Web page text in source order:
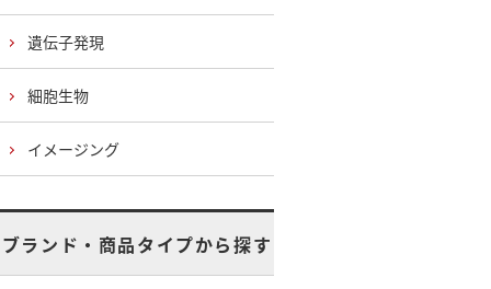
遺伝子発現
細胞生物
イメージング
ブランド・商品タイプから探す